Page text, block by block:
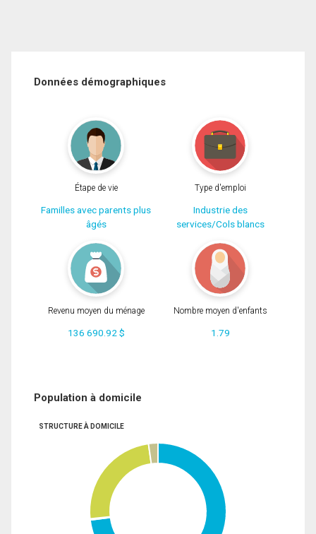
Données démographiques
Étape de vie
Familles avec parents plus
âgés
Type d'emploi
Industrie des
services/Cols blancs
Revenu moyen du ménage
136 690.92 $
Nombre moyen d'enfants
1.79
Population à domicile
STRUCTURE À DOMICILE